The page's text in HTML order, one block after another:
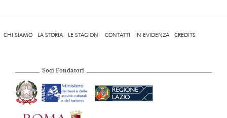
CHI SIAMO LA STORIA LE STAGIONI CONTATTI IN EVIDENZA CREDITS
Soci Fondatori